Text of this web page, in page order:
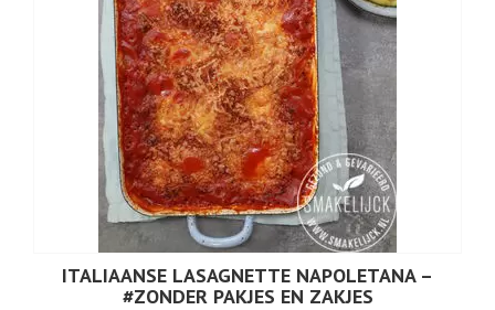
ITALIAANSE LASAGNETTE NAPOLETANA –
#ZONDER PAKJES EN ZAKJES